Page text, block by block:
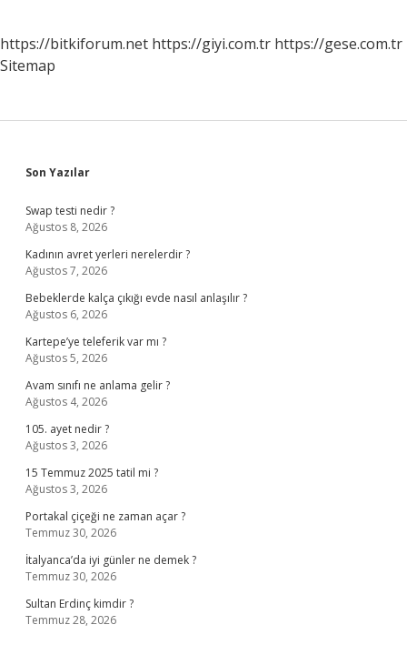
https://bitkiforum.net https://giyi.com.tr https://gese.com.tr
Sitemap
Sidebar
Son Yazılar
Swap testi nedir ?
Ağustos 8, 2026
Kadının avret yerleri nerelerdir ?
Ağustos 7, 2026
Bebeklerde kalça çıkığı evde nasıl anlaşılır ?
Ağustos 6, 2026
Kartepe’ye teleferik var mı ?
Ağustos 5, 2026
Avam sınıfı ne anlama gelir ?
Ağustos 4, 2026
105. ayet nedir ?
Ağustos 3, 2026
15 Temmuz 2025 tatil mi ?
Ağustos 3, 2026
Portakal çiçeği ne zaman açar ?
Temmuz 30, 2026
İtalyanca’da iyi günler ne demek ?
Temmuz 30, 2026
Sultan Erdinç kimdir ?
Temmuz 28, 2026